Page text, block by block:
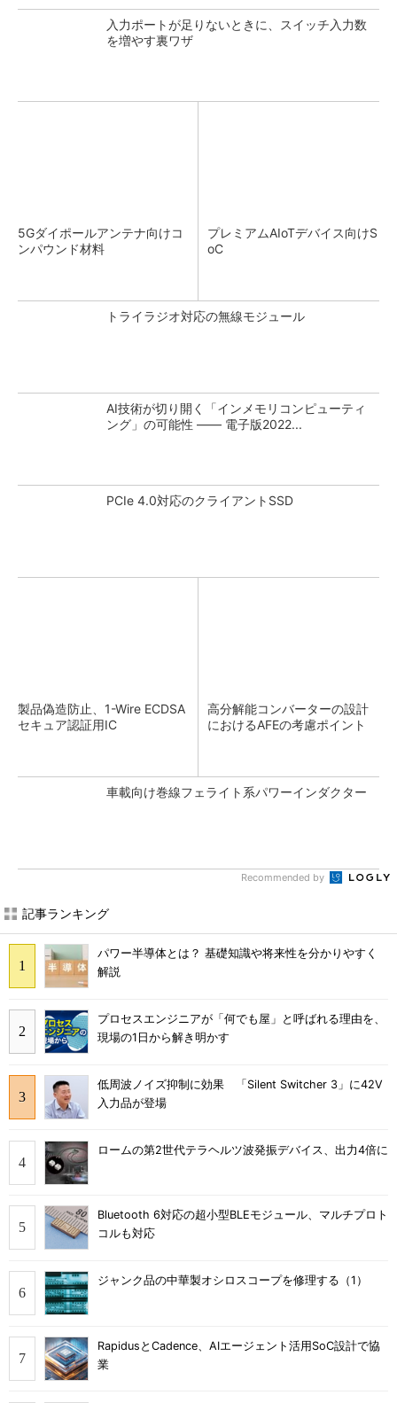
入力ポートが足りないときに、スイッチ入力数
を増やす裏ワザ
5Gダイポールアンテナ向けコ
ンパウンド材料
プレミアムAIoTデバイス向けS
oC
トライラジオ対応の無線モジュール
AI技術が切り開く「インメモリコンピューティ
ング」の可能性 ―― 電子版2022...
PCIe 4.0対応のクライアントSSD
製品偽造防止、1-Wire ECDSA
セキュア認証用IC
高分解能コンバーターの設計
におけるAFEの考慮ポイント
車載向け巻線フェライト系パワーインダクター
Recommended by
記事ランキング
パワー半導体とは？ 基礎知識や将来性を分かりやすく
解説
プロセスエンジニアが「何でも屋」と呼ばれる理由を、
現場の1日から解き明かす
低周波ノイズ抑制に効果 「Silent Switcher 3」に42V
入力品が登場
ロームの第2世代テラヘルツ波発振デバイス、出力4倍に
Bluetooth 6対応の超小型BLEモジュール、マルチプロト
コルも対応
ジャンク品の中華製オシロスコープを修理する（1）
RapidusとCadence、AIエージェント活用SoC設計で協
業